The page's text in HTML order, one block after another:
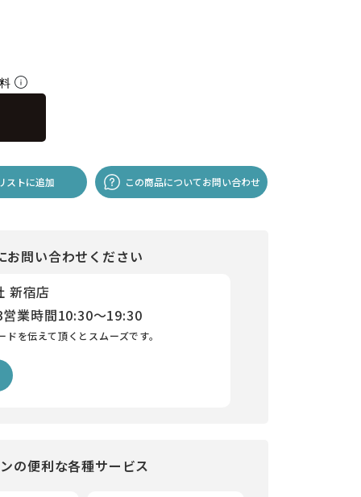
料
ストに追加 この商品についてお問い合わせ
お問い合わせください
新宿店
営業時間10:30～19:30
を伝えて頂くとスムーズです。
の便利な各種サービス